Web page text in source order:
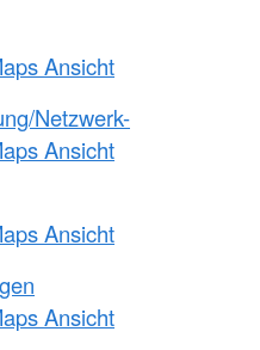
Ansicht
Netzwerk-
Ansicht
Ansicht
Ansicht